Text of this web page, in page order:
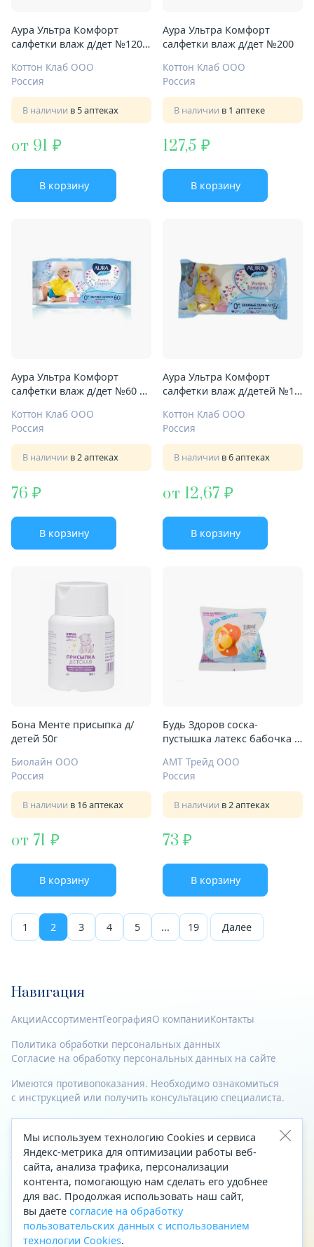
Аура Ультра Комфорт
салфетки влаж д/дет №120
Коттон Клаб ООО
Россия
В наличии в 5 аптеках
от 91
В корзину
Аура Ультра Комфорт
салфетки влаж д/дет №200
Коттон Клаб ООО
Россия
В наличии в 1 аптеке
127,5
В корзину
Аура Ультра Комфорт
салфетки влаж д/дет №60 0+
Коттон Клаб ООО
Россия
В наличии в 2 аптеках
76
В корзину
Аура Ультра Комфорт
салфетки влаж д/детей №15
Коттон Клаб ООО
Россия
В наличии в 6 аптеках
от 12,67
В корзину
Бона Менте присыпка д/
детей 50г
Биолайн ООО
Россия
В наличии в 16 аптеках
от 71
В корзину
Будь Здоров соска-
пустышка латекс бабочка с
АМТ Трейд ООО
Россия
В наличии в 2 аптеках
73
В корзину
1 2 3 4 5 ... 19 Далее
Навигация
АкцииАссортиментГеографияО компанииКонтакты
Политика обработки персональных данных
Согласие на обработку персональных данных на сайте
Имеются противопоказания. Необходимо ознакомиться
с инструкцией или получить консультацию специалиста.
© 2023—2026 Все права защищены.
Адрес
Архангельск, ул. Папанина, д. 19 (вход в здание со стороны
автоцентра «Тойота»)
Приемная Генерального директора
Телефон
+7 (8182) 63-60-31
Мы используем технологию Cookies и сервиса
Яндекс-метрика для оптимизации работы веб-
сайта, анализа трафика, персонализации
контента, помогающую нам сделать его удобнее
для вас. Продолжая использовать наш сайт,
вы даете согласие на обработку
пользовательских данных с использованием
технологии Cookies.